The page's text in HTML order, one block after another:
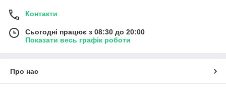
Контакти
Сьогодні працює з 08:30 до 20:00
Показати весь графік роботи
Про нас